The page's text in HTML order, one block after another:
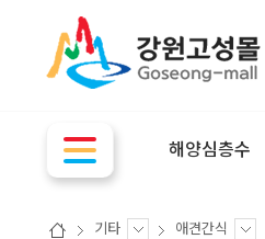
해양심층수
기타 애견간식